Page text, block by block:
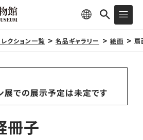
レクション一覧 名品ギャラリー 絵画 扇
展での展示予定は未定です
冊子